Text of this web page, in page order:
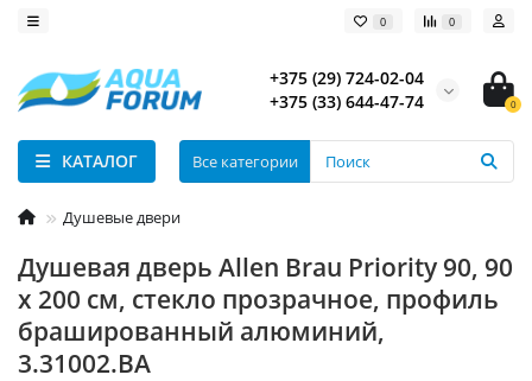
0 0
+375 (29) 724-02-04
+375 (33) 644-47-74
0
КАТАЛОГ Все категории
Душевые двери
Душевая дверь Allen Brau Priority 90, 90
х 200 см, стекло прозрачное, профиль
брашированный алюминий,
3.31002.BA